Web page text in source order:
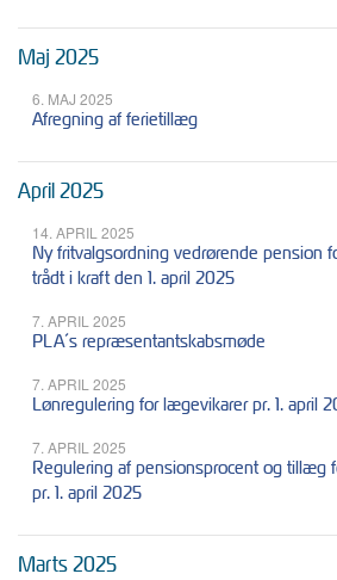
Maj 2025
6. MAJ 2025
Afregning af ferietillæg
April 2025
14. APRIL 2025
Ny fritvalgsordning vedrørende pension
trådt i kraft den 1. april 2025
7. APRIL 2025
PLA´s repræsentantskabsmøde
7. APRIL 2025
Lønregulering for lægevikarer pr. 1. april
7. APRIL 2025
Regulering af pensionsprocent og tillæg
pr. 1. april 2025
Marts 2025